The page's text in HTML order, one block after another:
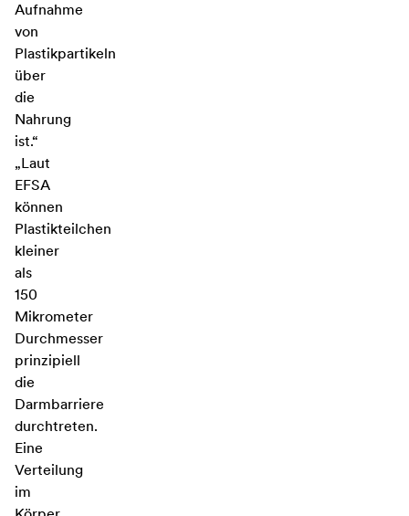
Aufnahme
von
Plastikpartikeln
über
die
Nahrung
ist.“
„Laut
EFSA
können
Plastikteilchen
kleiner
als
150
Mikrometer
Durchmesser
prinzipiell
die
Darmbarriere
durchtreten.
Eine
Verteilung
im